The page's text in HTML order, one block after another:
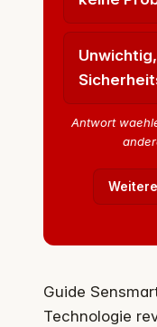
Antwort waehlen — danach siehst du, wie die
Guide
Technologie